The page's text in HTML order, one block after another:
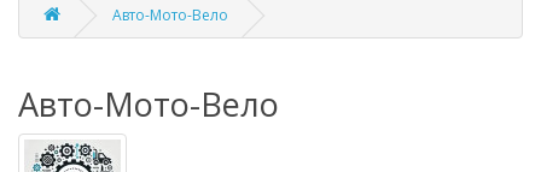
Авто-Мото-Вело
Авто-Мото-Вело